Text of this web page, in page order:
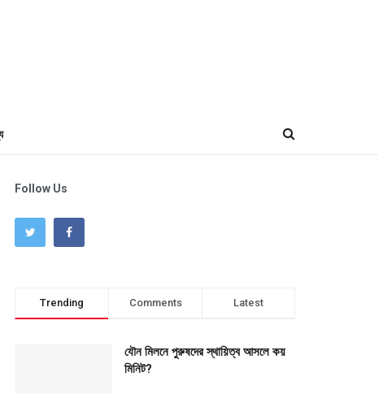
Follow Us
Trending Comments Latest
যৌন মিলনে পুরুষদের স্থায়িত্ব আসলে কয়
মিনিট?